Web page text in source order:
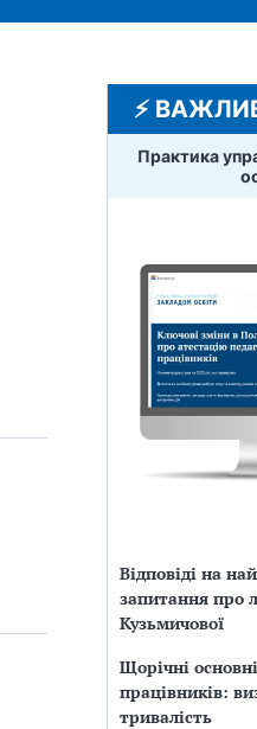
⚡️
Практика
Відповіді на
запитання про
Кузьмичової
Щорічні
працівників:
тривалість